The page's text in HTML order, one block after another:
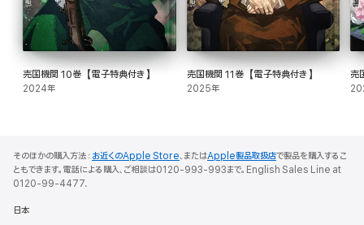
売国機関 10巻【電子特典付き】
2024年
売国機関 11巻【電子特典付き】
2025年
売
そのほかの購入方法： お近くのApple Store、またはApple製品取扱店で製品を購入するこ
ともできます。電話による購入、ご相談は0120-993-993まで。English Sales Line at
0120-99-4477.
日本